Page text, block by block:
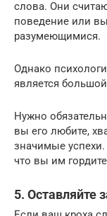
слова. Они
поведение или
разумеющимися.
Однако
является
Нужно
вы его любите,
значимые
что вы им
5. Оставляйте